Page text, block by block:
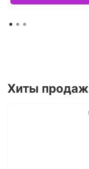
Хиты продаж